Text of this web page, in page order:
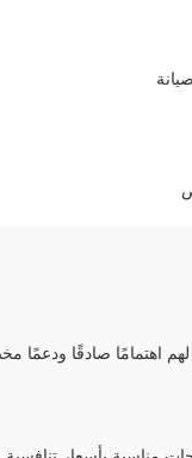
اهتمامًا صادقًا ودعمًا